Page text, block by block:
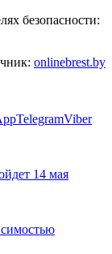
безопасности:
onlinebrest.by
TelegramViber
14 мая